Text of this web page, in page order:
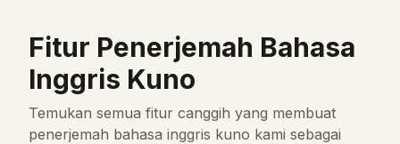
Fitur Penerjemah Bahasa
Inggris Kuno
Temukan semua fitur canggih yang membuat
penerjemah bahasa inggris kuno kami sebagai